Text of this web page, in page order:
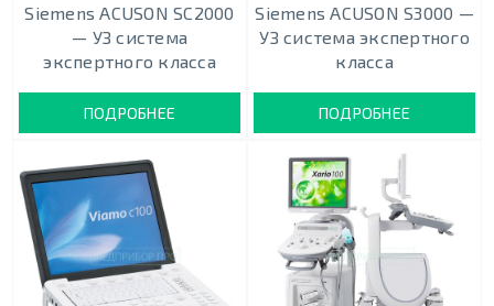
Siemens ACUSON SC2000
— УЗ система
экспертного класса
ПОДРОБНЕЕ
Siemens ACUSON S3000 —
УЗ система экспертного
класса
ПОДРОБНЕЕ